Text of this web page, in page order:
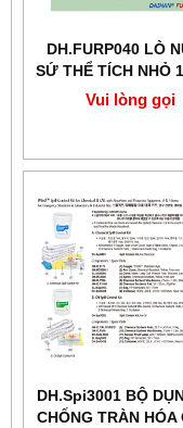
DH.FURP040 LÒ
SỨ THỂ TÍCH NHỎ
0.4Lit
Vui lòng gọi
DH.Spi3001 BỘ
CHỐNG TRÀN HÓA